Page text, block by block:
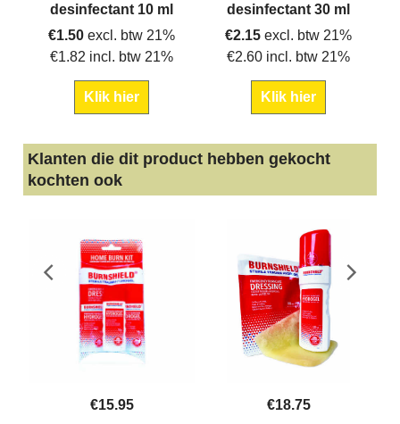
desinfectant 10 ml
€1.50 excl. btw 21%
€1.82 incl. btw 21%
Klik hier
desinfectant 30 ml
€2.15 excl. btw 21%
€2.60 incl. btw 21%
Klik hier
Klanten die dit product hebben gekocht
kochten ook
€15.95
€18.75